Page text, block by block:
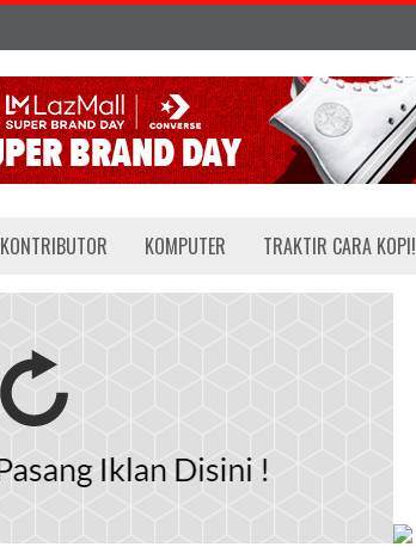
KONTRIBUTOR KOMPUTER TRAKTIR CARA KOPI!